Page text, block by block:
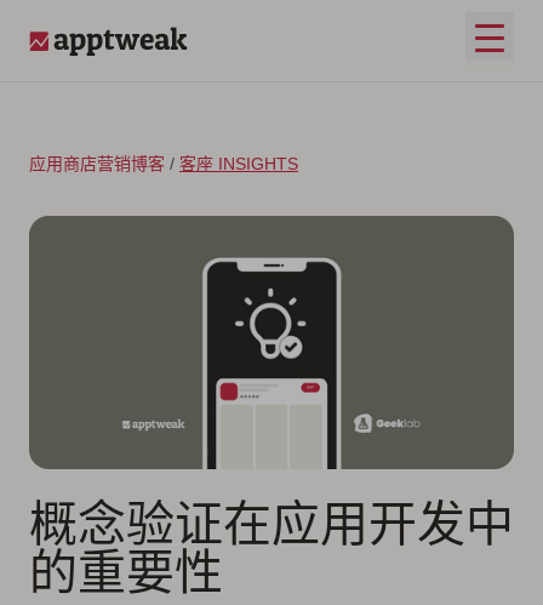
打开
应用商店营销博客 / 客座 INSIGHTS
概念验证在应用开发中
的重要性